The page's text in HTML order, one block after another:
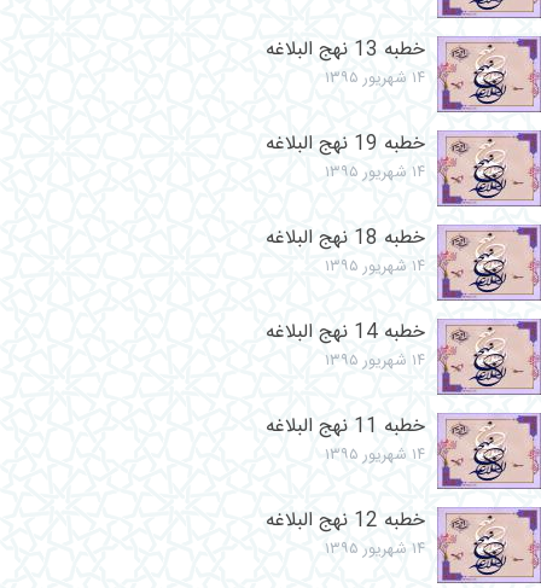
خطبه 13 نهج البلاغه
۱۴ شهریور ۱۳۹۵
خطبه 19 نهج البلاغه
۱۴ شهریور ۱۳۹۵
خطبه 18 نهج البلاغه
۱۴ شهریور ۱۳۹۵
خطبه 14 نهج البلاغه
۱۴ شهریور ۱۳۹۵
خطبه 11 نهج البلاغه
۱۴ شهریور ۱۳۹۵
خطبه 12 نهج البلاغه
۱۴ شهریور ۱۳۹۵